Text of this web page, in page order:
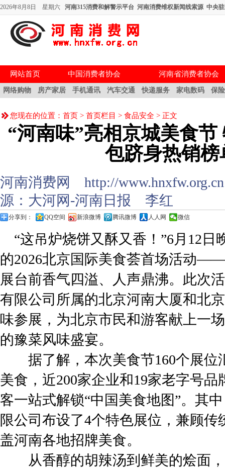
2026年8月8日 星期六 河南315消费和解警示平台 河南消费维权新闻线索源 中央
网站首页 中国消费者协会 河南省消费者协会
网络购物 房产家居 手机通讯 汽车交通 快递服务 家电数码 保
您现在的位置： 首页 > 首页栏目 > 食品安全 > 正文
“河南味”亮相京城美食
包跻身热销榜
河南消费网 http://
源：大河网-河南日报 李红
分享到： QQ空间 新浪微博 腾讯微博 人人网 微信
“这吊炉烧饼又酥又香！”6月12
的2026北京国际美食荟首场活动
展台前香气四溢、人声鼎沸。此次
有限公司所属的北京河南大厦和北
味参展，为北京市民和游客献上一
的豫菜风味盛宴。
据了解，本次美食节160个展位
美食，近200家企业和19家老字号
客一站式解锁“中国美食地图”。其
限公司布设了4个特色展位，兼顾
盖河南各地招牌美食。
从香醇的胡辣汤到鲜美的烩面